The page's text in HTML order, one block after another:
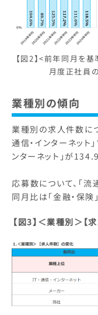
【図2】<前年同月を
月度正社員
業種別の傾向
業種別の求人件数に
通信・インターネット
ンターネット」が
応募数について、「流
同月比は「金融・保険
【図3】 ＜業種別＞【